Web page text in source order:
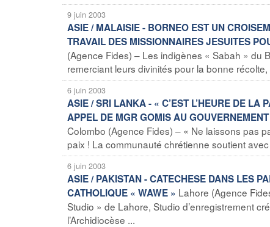
9 juin 2003
ASIE / MALAISIE - BORNEO EST UN
TRAVAIL DES MISSIONNAIRES JESUITES
(Agence Fides) – Les indigènes « Sabah » du
remerciant leurs divinités pour la bonne
6 juin 2003
ASIE / SRI LANKA - « C’EST L’HEURE DE LA
APPEL DE MGR GOMIS AU
Colombo (Agence Fides) – « Ne laissons pas
paix ! La communauté chrétienne soutient
6 juin 2003
ASIE / PAKISTAN - CATECHESE DANS LES
CATHOLIQUE « WAWE » Lahore (Agence
Studio » de Lahore, Studio d’enregistrement
l’Archidiocèse ...